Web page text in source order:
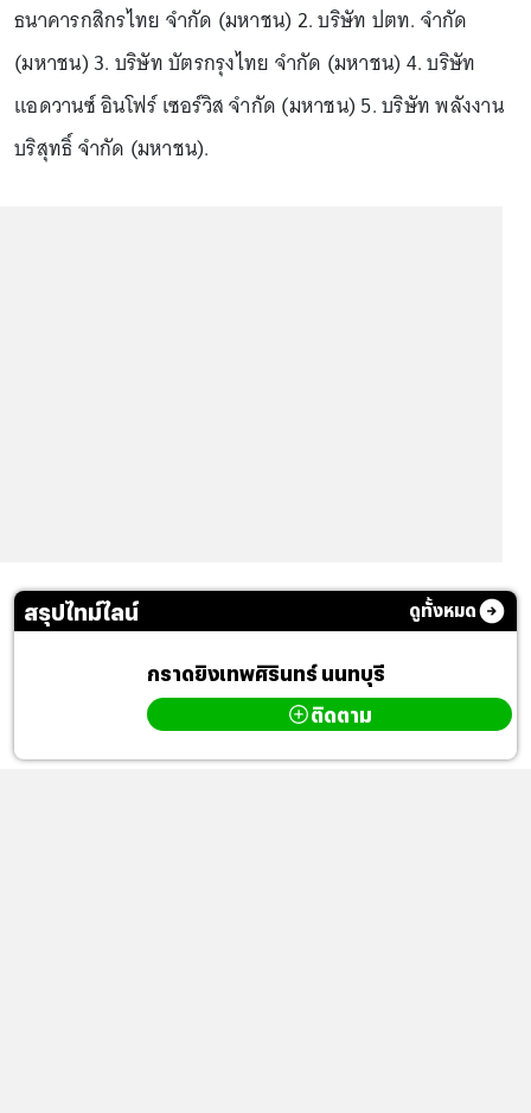
ธนาคารกสิกรไทย จำกัด (มหาชน) 2. บริษัท ปตท. จำกัด
(มหาชน) 3. บริษัท บัตรกรุงไทย จำกัด (มหาชน) 4. บริษัท
แอดวานซ์ อินโฟร์ เซอร์วิส จำกัด (มหาชน) 5. บริษัท พลังงาน
บริสุทธิ์ จำกัด (มหาชน).
สรุปไทม์ไลน์ ดูทั้งหมด
กราดยิงเทพศิรินทร์ นนทบุรี
ติดตาม